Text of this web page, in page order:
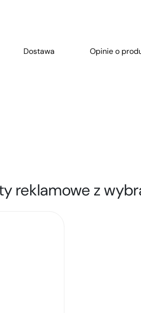
Dostawa Opinie o
reklamowe z